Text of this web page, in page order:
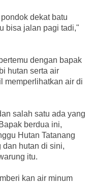
dekat batu
bisa jalan pagi tadi,"
dengan bapak
hutan serta air
memperlihatkan air di
salah satu ada yang
berdua ini,
Hutan Tatanang
hutan di sini,
itu.
kan air minum